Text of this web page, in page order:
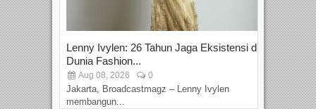
Lenny Ivylen: 26 Tahun Jaga Eksistensi di
Dunia Fashion...
Aug 08, 2026 0
Jakarta, Broadcastmagz – Lenny Ivylen
membangun...